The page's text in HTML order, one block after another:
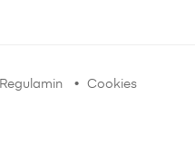
Regulamin• Cookies